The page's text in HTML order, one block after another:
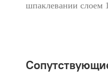
шпаклевании слоем